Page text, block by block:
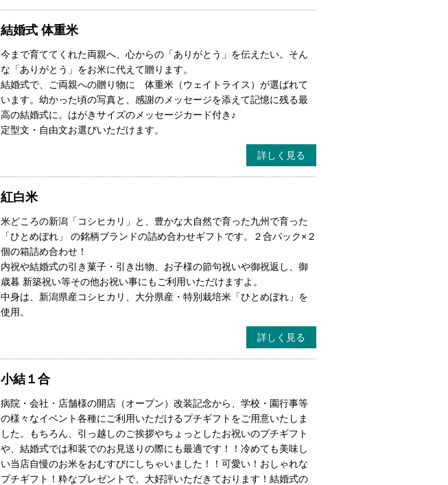
結婚式 体重米
今まで育ててくれた両親へ、心からの「ありがとう」を伝えたい。そん
な「ありがとう」をお米に代えて贈ります。
結婚式で、ご両親への贈り物に 体重米（ウェイトライス）が選ばれて
います。幼かった頃の写真と、感謝のメッセージを添えて記憶に残る最
高の結婚式に。はがきサイズのメッセージカード付き♪
定型文・自由文お選びいただけます。
詳しく見る
紅白米
米どころの新潟「コシヒカリ」と、豊かな大自然で育った九州で育った
「ひとめぼれ」 の銘柄ブランドの詰め合わせギフトです。２合パック×２
個の箱詰め合わせ！
内祝や結婚式の引き菓子・引き出物、お子様の節句祝いや御祝返し、御
歳暮 新築祝い等その他お祝い事にもご利用いただけますよ。
中身は、新潟県産コシヒカリ、大分県産・特別栽培米「ひとめぼれ」を
使用。
詳しく見る
小結１合
病院・会社・店舗様の開店（オープン）改装記念から、学校・園行事等
の様々なイベント各種にご利用いただけるプチギフトをご用意いたしま
した。もちろん、引っ越しのご挨拶やちょっとしたお祝いのプチギフト
や、結婚式では和装でのお見送りの際にも最適です！！冷めても美味し
い当店自慢のお米をおむすびにしちゃいました！！可愛い！おしゃれな
プチギフト！粋なプレゼントで、大好評いただきております！結婚式の